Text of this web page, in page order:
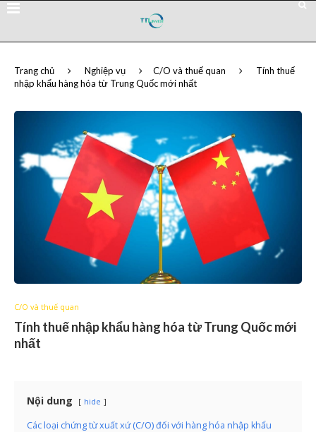
Trang chủ Nghiệp vụ C/O và thuế quan
Tính thuế
nhập khẩu hàng hóa từ Trung Quốc mới nhất
C/O và thuế quan
Tính thuế nhập khẩu hàng hóa từ Trung Quốc mới
nhất
Nội dung hide
Các loại chứng từ xuất xứ (C/O) đối với hàng hóa nhập khẩu